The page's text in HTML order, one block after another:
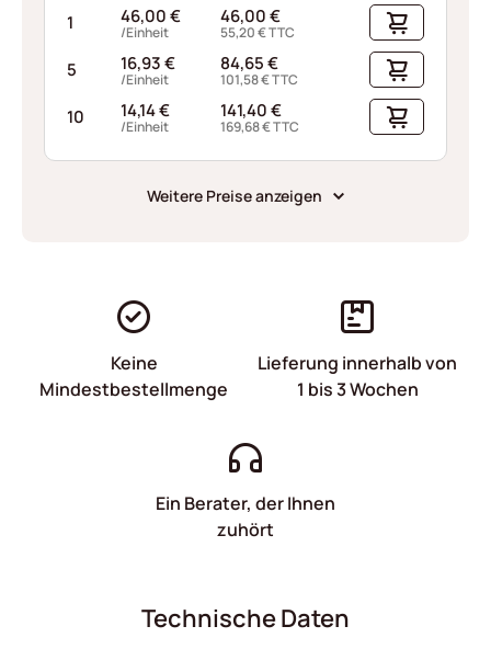
1 46,00€
/Einheit
46,00€
55,20€TTC
5 16,93€
/Einheit
84,65€
101,58€TTC
10 14,14€
/Einheit
141,40€
169,68€TTC
Weitere Preise anzeigen
Keine
Mindestbestellmenge
Lieferung innerhalb von
1 bis 3 Wochen
Ein Berater, der Ihnen
zuhört
Technische Daten